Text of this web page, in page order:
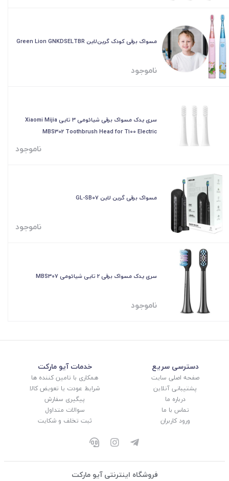
مسواک برقی کودک گرین‌لاین Green Lion GNKDSELTBR
ناموجود
سری یدک مسواک برقی شیائومی 3 تایی Xiaomi Mijia
MBS302 Toothbrush Head for T100 Electric
ناموجود
مسواک برقی گرین لاین GL-SB07
ناموجود
سری یدک مسواک برقی 2 تایی شیائومی MBS307
ناموجود
دسترسی سریع
صفحه اصلی سایت
پشتیبانی آنلاین
درباره ما
تماس با ما
ورود کاربران
خدمات آیو مارکت
همکاری با تامین کننده ها
شرایط عودت یا تعویض کالا
پیگیری سفارش
سوالات متداول
ثبت تخلف و شکایت
فروشگاه اینترنتی آیو مارکت